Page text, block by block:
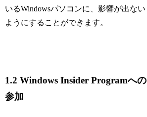
いるWindowsパソコンに、影響が出ない
ようにすることができます。
1.2 Windows Insider Programへの
参加